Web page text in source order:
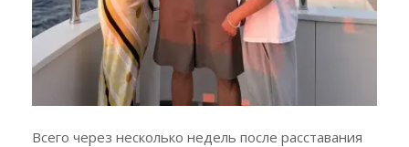
Всего через несколько недель после расставания